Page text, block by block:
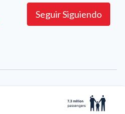
SeguirSiguiendo